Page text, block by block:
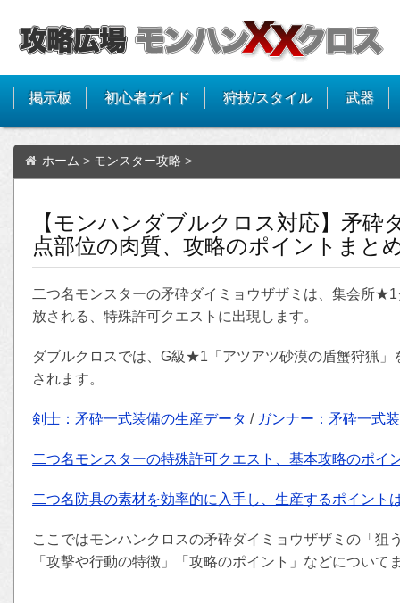
掲示板 初心者ガイド 狩技/スタイル 武器
ホーム > モンスター攻略 >
【モンハンダブルクロス対応】矛
点部位の肉質、攻略のポイントまと
二つ名モンスターの矛砕ダイミョウザザミは、集会所
放される、特殊許可クエストに出現します。
ダブルクロスでは、G級★1「アツアツ砂漠の盾蟹狩猟
されます。
剣士：矛砕一式装備の生産データ / ガンナー：矛砕一式
二つ名モンスターの特殊許可クエスト、基本攻略のポイ
二つ名防具の素材を効率的に入手し、生産するポイント
ここではモンハンクロスの矛砕ダイミョウザザミの「狙
「攻撃や行動の特徴」「攻略のポイント」などについて